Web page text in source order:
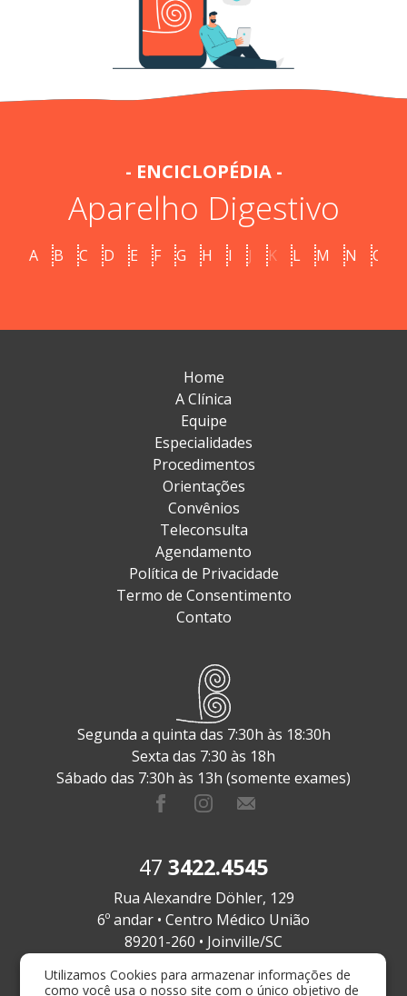
- ENCICLOPÉDIA -
Aparelho Digestivo
A B C D E F G H I J K L M N O
Home
A Clínica
Equipe
Especialidades
Procedimentos
Orientações
Convênios
Teleconsulta
Agendamento
Política de Privacidade
Termo de Consentimento
Contato
Segunda a quinta das 7:30h às 18:30h
Sexta das 7:30 às 18h
Sábado das 7:30h às 13h (somente exames)
47 3422.4545
Rua Alexandre Döhler, 129
6º andar • Centro Médico União
89201-260 • Joinville/SC
Utilizamos Cookies para armazenar informações de
como você usa o nosso site com o único objetivo de